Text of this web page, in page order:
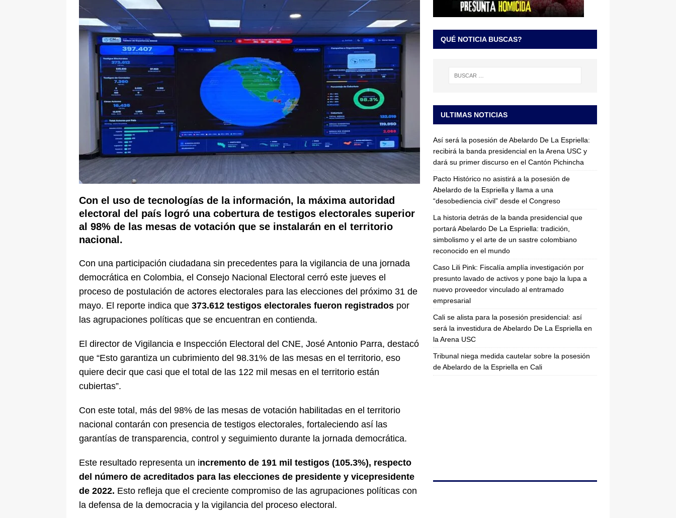
pone bajo la lupa a nuevo proveedor vinculado al entramado empresarial JUDICIALES
[ 6 de agosto de 2026 ] Cali se alista para la posesión presidencial: así será la investidura de Abelardo
De La Espriella en la Arena USC LO ÚLTIMO
Con el uso de tecnologías de la información, la máxima autoridad
electoral del país logró una cobertura de testigos electorales superior
al 98% de las mesas de votación que se instalarán en el territorio
nacional.
Con una participación ciudadana sin precedentes para la vigilancia de una jornada
democrática en Colombia, el Consejo Nacional Electoral cerró este jueves el
proceso de postulación de actores electorales para las elecciones del próximo 31 de
mayo. El reporte indica que 373.612 testigos electorales fueron registrados por
las agrupaciones políticas que se encuentran en contienda.
El director de Vigilancia e Inspección Electoral del CNE, José Antonio Parra, destacó
que “Esto garantiza un cubrimiento del 98.31% de las mesas en el territorio, eso
quiere decir que casi que el total de las 122 mil mesas en el territorio están
cubiertas”.
Con este total, más del 98% de las mesas de votación habilitadas en el territorio
nacional contarán con presencia de testigos electorales, fortaleciendo así las
garantías de transparencia, control y seguimiento durante la jornada democrática.
Este resultado representa un incremento de 191 mil testigos (105.3%), respecto
del número de acreditados para las elecciones de presidente y vicepresidente
de 2022. Esto refleja que el creciente compromiso de las agrupaciones políticas con
la defensa de la democracia y la vigilancia del proceso electoral.
QUÉ NOTICIA BUSCAS?
ULTIMAS NOTICIAS
Así será la posesión de Abelardo De La Espriella:
recibirá la banda presidencial en la Arena USC y
dará su primer discurso en el Cantón Pichincha
Pacto Histórico no asistirá a la posesión de
Abelardo de la Espriella y llama a una
“desobediencia civil” desde el Congreso
La historia detrás de la banda presidencial que
portará Abelardo De La Espriella: tradición,
simbolismo y el arte de un sastre colombiano
reconocido en el mundo
Caso Lili Pink: Fiscalía amplía investigación por
presunto lavado de activos y pone bajo la lupa a
nuevo proveedor vinculado al entramado
empresarial
Cali se alista para la posesión presidencial: así
será la investidura de Abelardo De La Espriella en
la Arena USC
Tribunal niega medida cautelar sobre la posesión
de Abelardo de la Espriella en Cali